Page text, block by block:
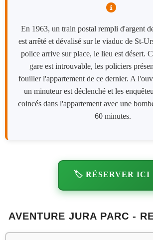
En 1963, un train postal rempli d'argent
est arrêté et dévalisé sur le viaduc de St-
police arrive sur place, le lieu est désert.
gare est introuvable, les policiers
fouiller l'appartement de ce dernier. A
un minuteur est déclenché et les
coincés dans l'appartement avec une
60 minutes.
🏷️ RÉSERVER ICI
AVENTURE JURA PARC -